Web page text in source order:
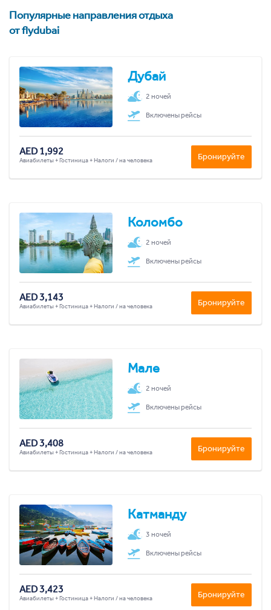
Популярные направления отдыха
от flydubai
Дубай
2 ночей
Включены рейсы
AED 1,992
Авиабилеты + Гостиница + Налоги / на человека Бронируйте
Коломбо
2 ночей
Включены рейсы
AED 3,143
Авиабилеты + Гостиница + Налоги / на человека Бронируйте
Мале
2 ночей
Включены рейсы
AED 3,408
Авиабилеты + Гостиница + Налоги / на человека Бронируйте
Катманду
3 ночей
Включены рейсы
AED 3,423
Авиабилеты + Гостиница + Налоги / на человека Бронируйте